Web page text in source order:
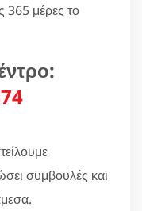
365 μέρες το
συμβουλές και